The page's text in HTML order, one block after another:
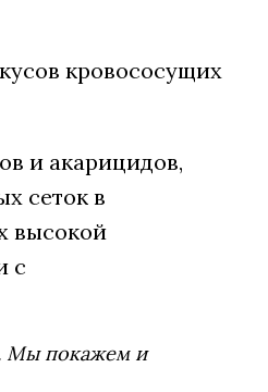
кровососущих
и акарицидов,
сеток в
высокой
с
Мы покажем и